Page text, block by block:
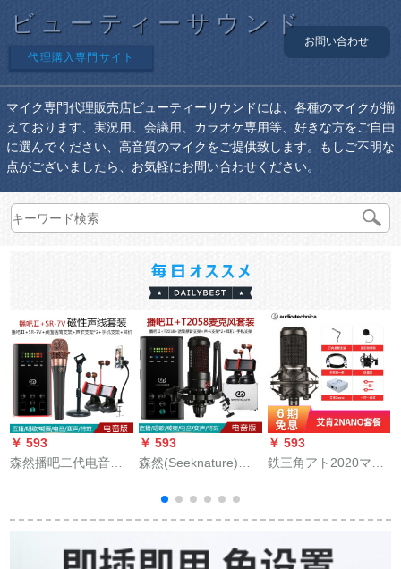
ビューティーサウンド
代理購入専門サイト
お問い合わせ
マイク専門代理販売店ビューティーサウンドには、各種のマイクが揃
えております、実況用、会議用、カラオケ専用等、好きな方をご自由
に選んでください、高音質のマイクをご提供致します。もしご不明な
点がございましたら、お気軽にお問い合わせください。
￥ 593
森然播吧二代电音版
ットキャスター录音
話マイク速手振れ生
￥ 593
森然(Seeknature)森
版外置电音版キャバ
クタK歌快手震音叫麦
电音版+森然T 2058大
￥ 593
鉄三角アト2020マイ
アディック·サウンド
ラック